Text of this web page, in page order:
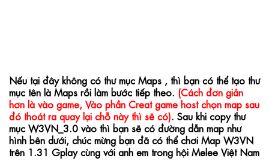
Nếu tại đây không có thư mục Maps , thì bạn có thể tạo thư
mục tên là Maps rồi làm bước tiếp theo. (Cách đơn giản
hơn là vào game, Vào phần Creat game host chọn map sau
đó thoát ra quay lại chỗ này thì sẽ có). Sau khi copy thư
mục W3VN_3.0 vào thì bạn sẽ có đường dẫn map như
hình bên dưới, chúc mừng bạn đã có thể chơi Map W3VN
trên 1.31 Gplay cùng với anh em trong hội Melee Việt Nam